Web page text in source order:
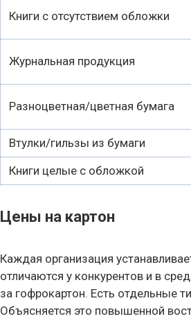
Книги с отсутствием обложки
Журнальная продукция
Разноцветная/цветная бумага
Втулки/гильзы из бумаги
Книги целые с обложкой
Цены на картон
Каждая организация
отличаются у конкурентов и в
за гофрокартон. Есть отдельные
Объясняется это повышенной